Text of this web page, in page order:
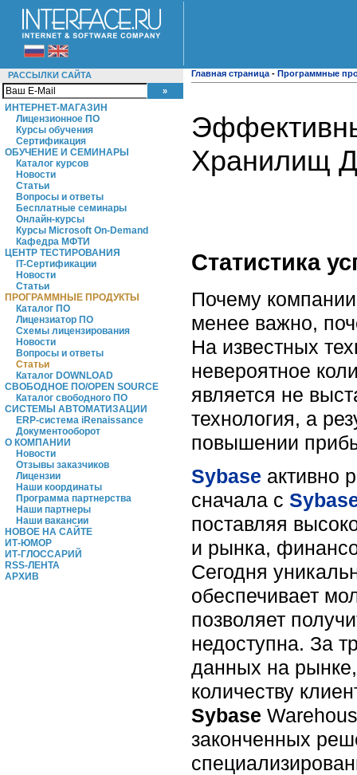
РАССЫЛКИ САЙТА
ИНТЕРНЕТ-МАГАЗИН
Лицензионное ПО
Курсы обучения
Сертификация
ОБУЧЕНИЕ И СЕМИНАРЫ
Каталог курсов
Новости
Статьи
Вопросы и ответы
Бесплатные семинары
Онлайн-курсы
Курсы Microsoft On-Demand
Кафедра МФТИ
ЦЕНТР ТЕСТИРОВАНИЯ
IT-Сертификации
Новости
Статьи
ПРОГРАММНЫЕ ПРОДУКТЫ
Каталог ПО
Лицензиатор ПО
Схемы лицензирования
Новости
Вопросы и ответы
Статьи
Каталог DOWNLOAD
СВОБОДНОЕ ПО/OPEN SOURCE
Каталог свободного ПО
СИСТЕМЫ АВТОМАТИЗАЦИИ
ERP-система iRenaissance
Документооборот
О КОМПАНИИ
Новости
Отзывы заказчиков
Лицензии
Наши координаты
Программа партнерства
Наши партнеры
Наши вакансии
НОВОЕ НА САЙТЕ
ИТ-ЮМОР
ИТ-ГЛОССАРИЙ
RSS-ЛЕНТА
АРХИВ
Главная страница - Программные
Хранилищ
Статистика
Почему
менее важно,
На известных
невероятное
является не
технология, а
повышении
Sybase активно
сначала с
поставляя
и рынка,
Сегодня
обеспечивает
позволяет
недоступна. За
данных на
количеству
Sybase
законченных